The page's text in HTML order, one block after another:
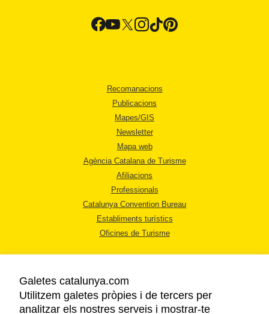
Recomanacions
Publicacions
Mapes/GIS
Newsletter
Mapa web
Agència Catalana de Turisme
Afiliacions
Professionals
Catalunya Convention Bureau
Establiments turístics
Oficines de Turisme
Galetes catalunya.com
Utilitzem galetes pròpies i de tercers per
analitzar els nostres serveis i mostrar-te